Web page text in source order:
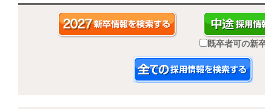
既卒者可の新